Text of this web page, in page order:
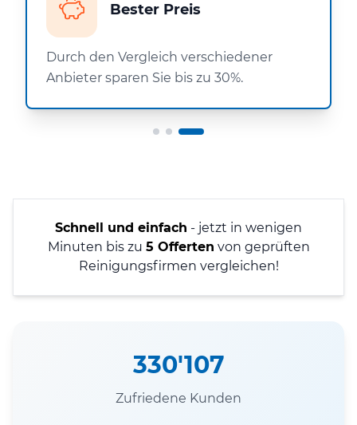
Bester Preis
Durch den Vergleich verschiedener
Anbieter sparen Sie bis zu 30%.
Schnell und einfach - jetzt in wenigen
Minuten bis zu 5 Offerten von geprüften
Reinigungsfirmen vergleichen!
330'107
Zufriedene Kunden